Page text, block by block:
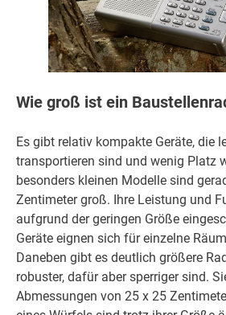
Wie groß ist ein
Es gibt relativ kompakte Geräte, die
transportieren sind und wenig Platz
besonders kleinen Modelle sind
Zentimeter groß. Ihre Leistung und
aufgrund der geringen Größe
Geräte eignen sich für einzelne
Daneben gibt es deutlich größere
robuster, dafür aber sperriger sind.
Abmessungen von 25 x 25